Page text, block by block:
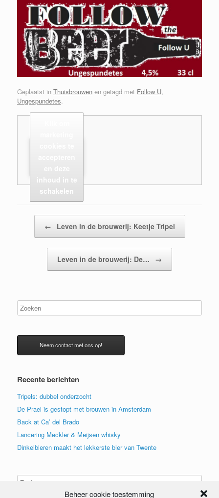
Beheer cookie toestemming
Geplaatst in Thuisbrouwen en getagd met Follow U,
Ungespundetes.
inhoud in te
schakelen
← Leven in de brouwerij: Keetje Tripel
Leven in de brouwerij: De… →
Neem contact met ons op!
Recente berichten
Tripels: dubbel onderzocht
De Prael is gestopt met brouwen in Amsterdam
Back at Ca’ del Brado
Lancering Meckler & Meijsen whisky
Dinkelbieren maakt het lekkerste bier van Twente